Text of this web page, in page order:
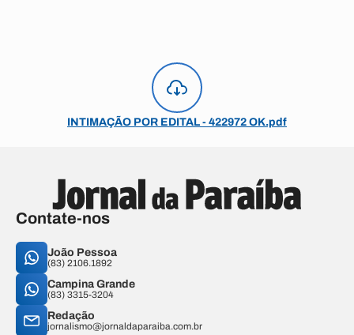
INTIMAÇÃO POR EDITAL - 422972 OK.pdf
Contate-nos
João Pessoa
(83) 2106.1892
Campina Grande
(83) 3315-3204
Redação
jornalismo@jornaldaparaiba.com.br